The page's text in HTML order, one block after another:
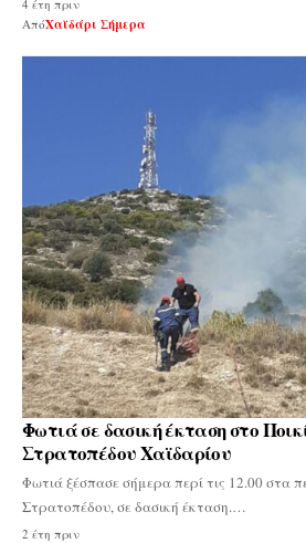
4 έτη πριν
ΑπόΧαϊδάρι Σήμερα
Φωτιά σε δασική έκταση στο
Στρατοπέδου Χαϊδαρίου
Φωτιά ξέσπασε σήμερα περί τις 12.00 στα
Στρατοπέδου, σε δασική έκταση.…
2 έτη πριν